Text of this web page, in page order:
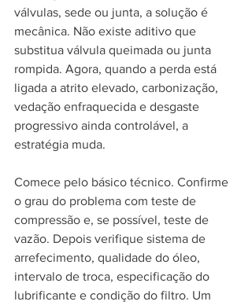
válvulas, sede ou junta, a solução é
mecânica. Não existe aditivo que
substitua válvula queimada ou junta
rompida. Agora, quando a perda está
ligada a atrito elevado, carbonização,
vedação enfraquecida e desgaste
progressivo ainda controlável, a
estratégia muda.
Comece pelo básico técnico. Confirme
o grau do problema com teste de
compressão e, se possível, teste de
vazão. Depois verifique sistema de
arrefecimento, qualidade do óleo,
intervalo de troca, especificação do
lubrificante e condição do filtro. Um